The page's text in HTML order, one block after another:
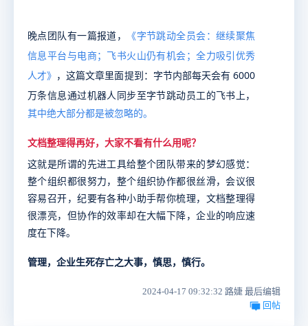
晚点团队有一篇报道，
《字节跳动全员会：继续聚焦
信息平台与电商；飞书火山仍有机会；全力吸引优秀
人才》 ，这篇文章里面提到：字节内部每天会有 6000
万条信息通过机器人同步至字节跳动员工的飞书上，
其中绝大部分都是被忽略的。
文档整理得再好，大家不看有什么用呢？
这就是所谓的先进工具给整个团队带来的梦幻感觉：
整个组织都很努力，整个组织协作都很丝滑，会议很
容易召开，纪要有各种小助手帮你梳理，文档整理得
很漂亮，但协作的效率却在大幅下降，企业的响应速
度在下降。
管理，企业生死存亡之大事，慎思，慎行。
2024-04-17 09:32:32 路婕 最后编辑
回帖